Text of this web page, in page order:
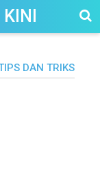
DAN TRIKS